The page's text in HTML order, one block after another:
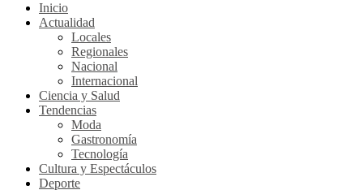
Inicio
Actualidad
Locales
Regionales
Nacional
Internacional
Ciencia y Salud
Tendencias
Moda
Gastronomía
Tecnología
Cultura y Espectáculos
Deporte